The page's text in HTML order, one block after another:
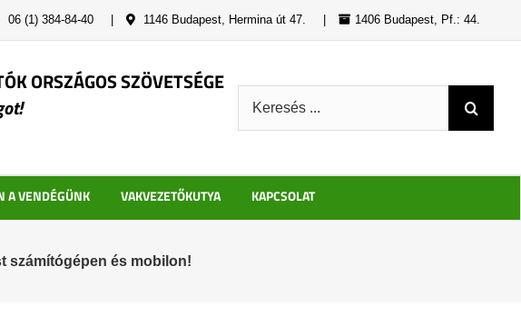
06 (1) 384-84-40 1146 Budapest, Hermina út 47. 1406 Budapest, Pf.: 44.
ORSZÁGOS SZÖVETSÉGE
A VENDÉGÜNK VAKVEZETŐKUTYA KAPCSOLAT
számítógépen és mobilon!